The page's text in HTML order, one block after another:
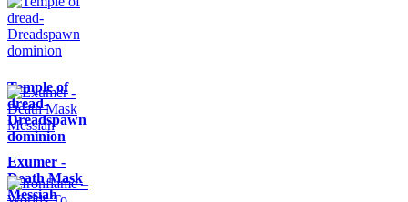
Temple of
dread-
Dreadspawn
dominion
Exumer -
Death Mask
Messiah